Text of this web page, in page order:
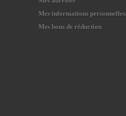
Mes informations personnelles
Mes bons de réduction